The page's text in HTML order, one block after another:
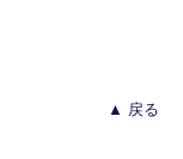
▲ 戻る